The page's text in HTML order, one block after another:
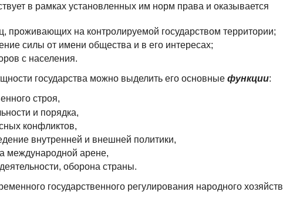
в рамках установленных им норм права и оказывается
проживающих на контролируемой государством территории;
силы от имени общества и в его интересах;
с населения.
государства можно выделить его основные функции:
строя,
и порядка,
конфликтов,
внутренней и внешней политики,
международной арене,
оборона страны.
государственного регулирования народного